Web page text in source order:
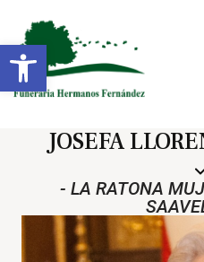
Abrir barra de herramientas
JOSEFA
- LA RATONA